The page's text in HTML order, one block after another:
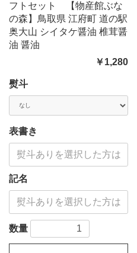
フトセット 【物産館ぶな
の森】鳥取県 江府町 道の駅
奥大山 シイタケ醤油 椎茸醤
油 醤油
￥1,280
熨斗
表書き
記名
数量